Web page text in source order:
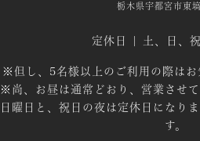
栃木県宇都宮市東
定休日 | 土、日、祝
※但し、5名様以上のご利用の際はお
※尚、お昼は通常どおり、営業させて
日曜日と、祝日の夜は定休日になり
す。